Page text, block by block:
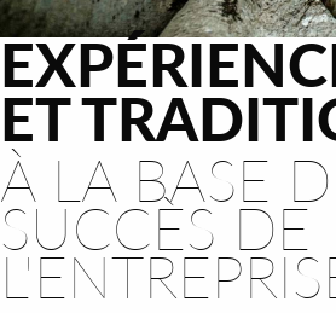
ET
À LA BASE
SUCCÈS DE